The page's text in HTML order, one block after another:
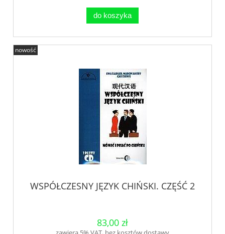
do koszyka
WSPÓŁCZESNY JĘZYK CHIŃSKI. CZĘŚĆ 2
83,00 zł
nowość